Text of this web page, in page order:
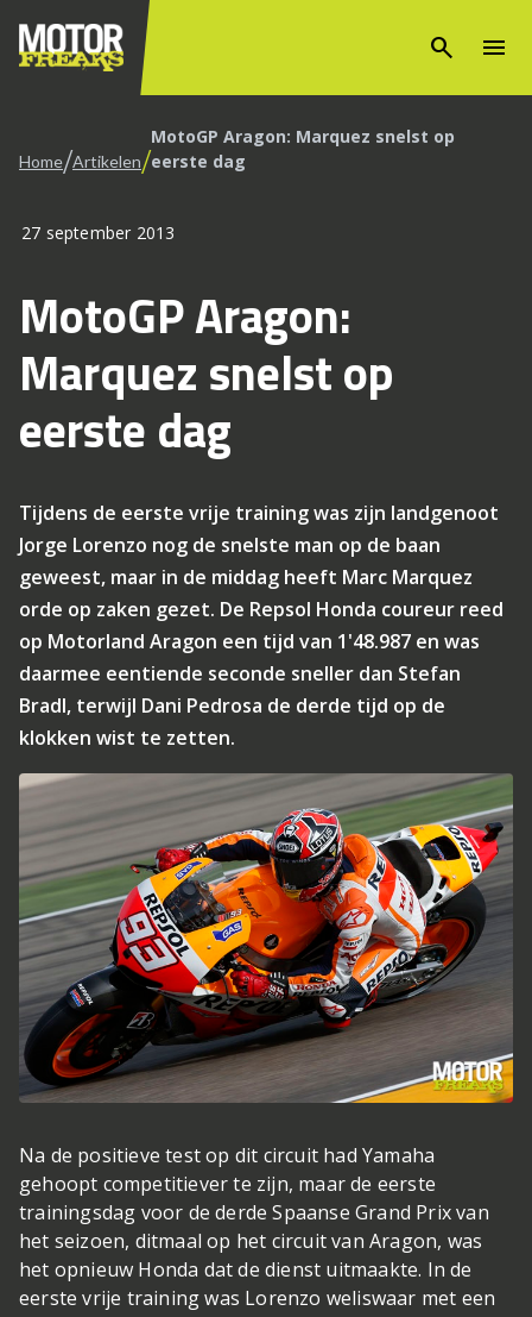
search menu
Home/Artikelen/MotoGP Aragon: Marquez snelst op
eerste dag
27 september 2013
MotoGP Aragon:
Marquez snelst op
eerste dag
Tijdens de eerste vrije training was zijn landgenoot
Jorge Lorenzo nog de snelste man op de baan
geweest, maar in de middag heeft Marc Marquez
orde op zaken gezet. De Repsol Honda coureur reed
op Motorland Aragon een tijd van 1'48.987 en was
daarmee eentiende seconde sneller dan Stefan
Bradl, terwijl Dani Pedrosa de derde tijd op de
klokken wist te zetten.
Na de positieve test op dit circuit had Yamaha
gehoopt competitiever te zijn, maar de eerste
trainingsdag voor de derde Spaanse Grand Prix van
het seizoen, ditmaal op het circuit van Aragon, was
het opnieuw Honda dat de dienst uitmaakte. In de
eerste vrije training was Lorenzo weliswaar met een